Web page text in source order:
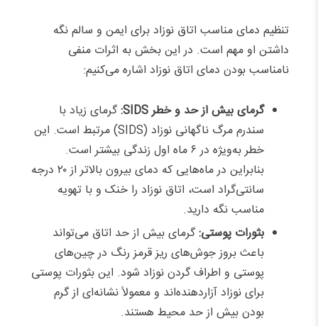
تنظیم دمای مناسب اتاق نوزاد برای ایمن و سالم نگه
داشتن او مهم است. در این بخش به اثرات منفی
نامناسب بودن دمای اتاق نوزاد اشاره می‌کنیم:
گرمای بیش از حد و خطر SIDS:
گرمای زیاد با
سندرم مرگ ناگهانی نوزاد (SIDS) مرتبط است. این
خطر به‌ویژه در ۶ ماه اول زندگی بیشتر است.
بنابراین در ماه‌هایی که دمای بیرون بالاتر از ۲۰ درجه
سانتی‌گراد است، اتاق نوزاد را خنک و با تهویه
مناسب نگه دارید.
بثورات پوستی:گرمای بیش از حد اتاق می‌تواند
باعث بروز جوش‌های ریز قرمز رنگ در چین‌های
پوستی و اطراف گردن نوزاد شود. این بثورات پوستی
برای نوزاد آزاردهنده‌اند و معمولاً نشانه‌ای از گرم
بودن بیش از حد محیط هستند.